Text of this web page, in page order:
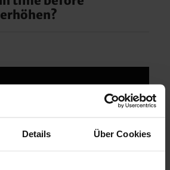
Details Über Cookies
informiert wird.
Gerne teilen wir unser
Sie persönlich!